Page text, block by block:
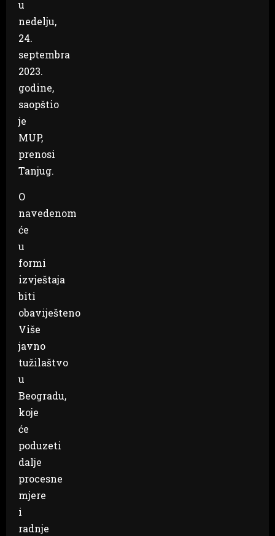
u
nedelju,
24.
septembra
2023.
godine,
saopštio
je
MUP,
prenosi
Tanjug.
O
navedenom
će
u
formi
izvještaja
biti
obaviješteno
Više
javno
tužilaštvo
u
Beogradu,
koje
će
poduzeti
dalje
procesne
mjere
i
radnje